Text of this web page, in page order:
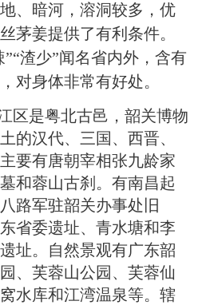
、暗河，溶洞较多，优
茅姜提供了有利条件。
渣少”闻名省内外，含有
对身体非常有好处。
区是粤北古邑，韶关博物
的汉代、三国、西晋、
要有唐朝宰相张九龄家
和蓉山古刹。有南昌起
路军驻韶关办事处旧
省委遗址、青水塘和李
址。自然景观有广东韶
、芙蓉山公园、芙蓉仙
水库和江湾温泉等。辖